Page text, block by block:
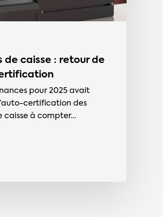
de caisse : retour de
pour 2025 avait
certification des
caisse à compter…